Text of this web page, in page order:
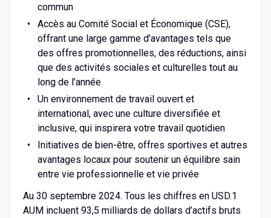
commun
Accès au Comité Social et Économique (CSE),
offrant une large gamme d’avantages tels que
des offres promotionnelles, des réductions, ainsi
que des activités sociales et culturelles tout au
long de l’année
Un environnement de travail ouvert et
international, avec une culture diversifiée et
inclusive, qui inspirera votre travail quotidien
Initiatives de bien-être, offres sportives et autres
avantages locaux pour soutenir un équilibre sain
entre vie professionnelle et vie privée
Au 30 septembre 2024. Tous les chiffres en USD.1
AUM incluent 93,5 milliards de dollars d’actifs bruts